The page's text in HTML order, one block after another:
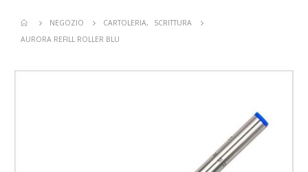
NEGOZIO CARTOLERIA,
SCRITTURA
AURORA REFILL ROLLER BLU